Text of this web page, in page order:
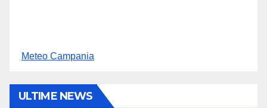
Meteo Campania
ULTIME NEWS